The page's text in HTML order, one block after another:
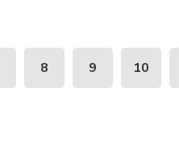
8 9 10